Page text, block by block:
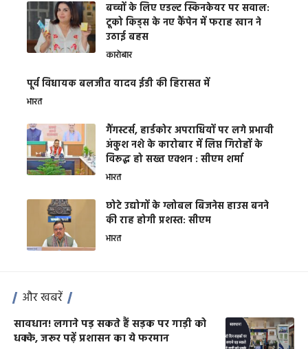
बच्चों के लिए एडल्ट स्किनकेयर पर सवाल:
टूको किड्स के नए कैंपेन में फराह खान ने
उठाई बहस
कारोबार
पूर्व विधायक बलजीत यादव ईडी की हिरासत में
भारत
गैंगस्टर्स, हार्डकोर अपराधियों पर लगे प्रभावी
अंकुश नशे के कारोबार में लिप्त गिरोहों के
विरूद्ध हो सख्त एक्शन : सीएम शर्मा
भारत
छोटे उद्योगों के ग्लोबल बिजनेस हाउस बनने
की राह होगी प्रशस्त: सीएम
भारत
और खबरें
सावधान! लगाने पड़ सकते हैं सड़क पर गाड़ी को
धक्के, जरूर पढ़ें प्रशासन का ये फरमान